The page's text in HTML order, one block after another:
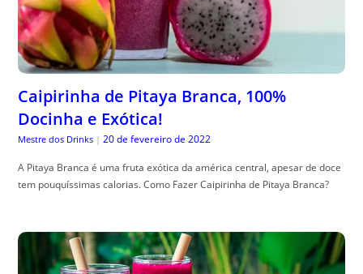
Caipirinha de Pitaya Branca, 100%
Docinha e Exótica!
Mestre dos Drinks | 20 de fevereiro de 2022
A Pitaya Branca é uma fruta exótica da américa central, apesar de doce
tem pouquíssimas calorias. Como Fazer Caipirinha de Pitaya Branca?